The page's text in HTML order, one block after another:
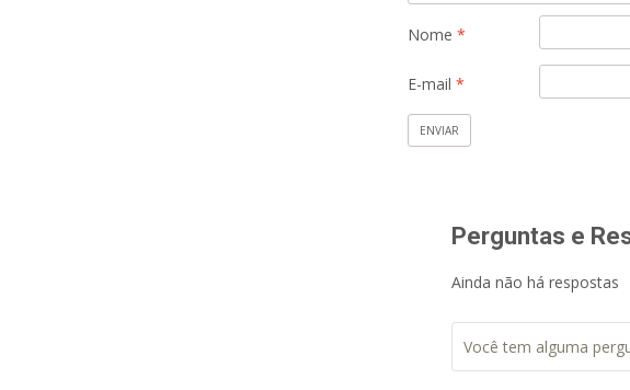
Nome *
E-mail *
Perguntas e
Ainda não há respostas